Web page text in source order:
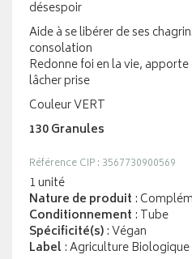
désespoir
Aide à se libérer de ses
consolation
Redonne foi en la vie, apporte
lâcher prise
Couleur VERT
130 Granules
Référence CIP : 3567730900569
1 unité
Nature de produit :
Conditionnement : Tube
Spécificité(s): Végan
Label: Agriculture Biologique